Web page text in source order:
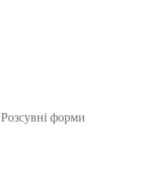
Розсувні форми